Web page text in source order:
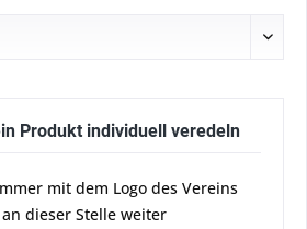
Produkt individuell veredeln
mit dem Logo des Vereins
dieser Stelle weiter